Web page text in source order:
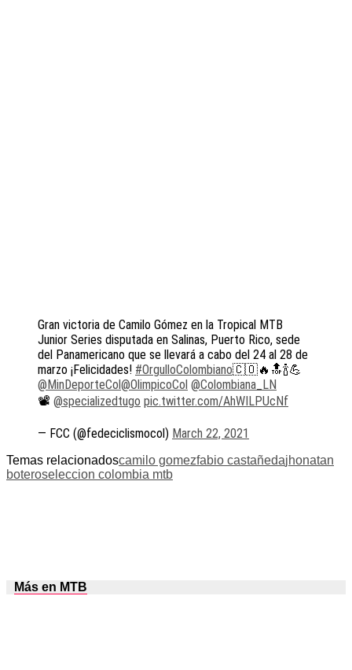
Gran victoria de Camilo Gómez en la Tropical MTB
Junior Series disputada en Salinas, Puerto Rico, sede
del Panamericano que se llevará a cabo del 24 al 28 de
marzo ¡Felicidades! #OrgulloColombiano🇨🇴🔥🔝🍾💪
@MinDeporteCol@OlimpicoCol @Colombiana_LN
📽️ @specializedtugo pic.twitter.com/AhWILPUcNf
— FCC (@fedeciclismocol) March 22, 2021
Temas relacionadoscamilo gomezfabio castañedajhonatan
boteroseleccion colombia mtb
Más en MTB